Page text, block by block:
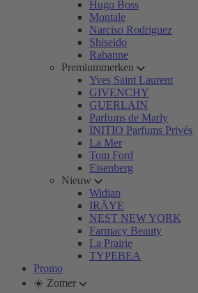
Hugo Boss
Montale
Narciso Rodriguez
Shiseido
Rabanne
Premiummerken
Yves Saint Laurent
GIVENCHY
GUERLAIN
Parfums de Marly
INITIO Parfums Privés
La Mer
Tom Ford
Eisenberg
Nieuw
Widian
IRÄYE
NEST NEW YORK
Farmacy Beauty
La Prairie
TYPEBEA
Promo
☀️ Zomer